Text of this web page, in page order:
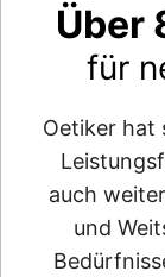
Über
für
Oetiker hat
auch
und